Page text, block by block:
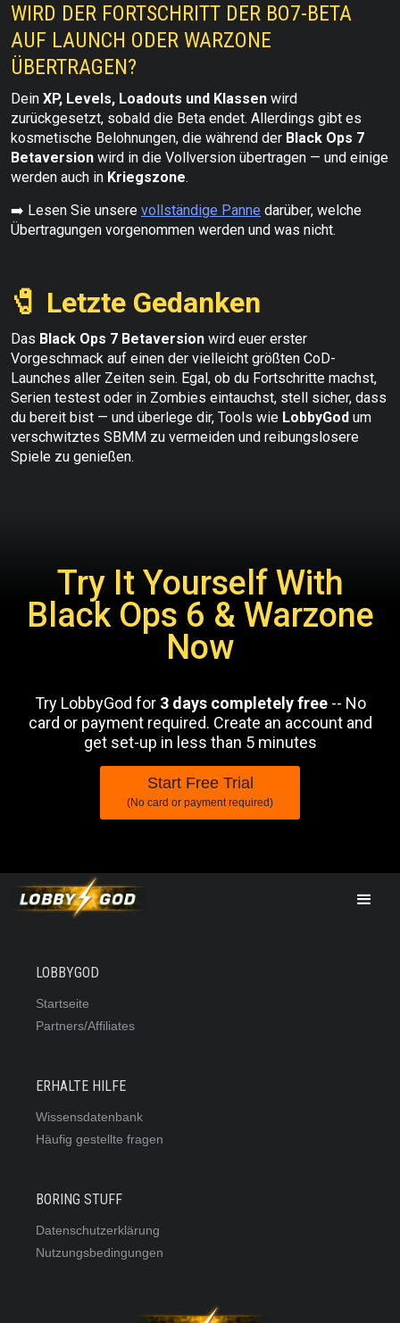
WIRD DER FORTSCHRITT DER BO7-BETA
AUF LAUNCH ODER WARZONE
ÜBERTRAGEN?
Dein XP, Levels, Loadouts und Klassen wird
zurückgesetzt, sobald die Beta endet. Allerdings gibt es
kosmetische Belohnungen, die während der Black Ops 7
Betaversion wird in die Vollversion übertragen — und einige
werden auch in Kriegszone.
➡️ Lesen Sie unsere vollständige Panne darüber, welche
Übertragungen vorgenommen werden und was nicht.
🧷 Letzte Gedanken
Das Black Ops 7 Betaversion wird euer erster
Vorgeschmack auf einen der vielleicht größten CoD-
Launches aller Zeiten sein. Egal, ob du Fortschritte machst,
Serien testest oder in Zombies eintauchst, stell sicher, dass
du bereit bist — und überlege dir, Tools wie LobbyGod um
verschwitztes SBMM zu vermeiden und reibungslosere
Spiele zu genießen.
Try It Yourself With
Black Ops 6 & Warzone
Now
Try LobbyGod for 3 days completely free -- No
card or payment required. Create an account and
get set-up in less than 5 minutes
Start Free Trial
(No card or payment required)
LOBBYGOD
Startseite
Partners/Affiliates
ERHALTE HILFE
Wissensdatenbank
Häufig gestellte fragen
BORING STUFF
Datenschutzerklärung
Nutzungsbedingungen